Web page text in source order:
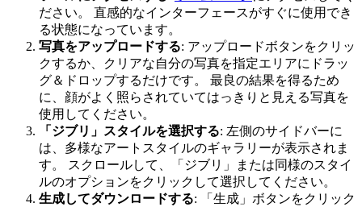
ださい。 直感的なインターフェースがすぐに使用でき
る状態になっています。
写真をアップロードする: アップロードボタンをクリッ
クするか、クリアな自分の写真を指定エリアにドラッ
グ＆ドロップするだけです。 最良の結果を得るため
に、顔がよく照らされていてはっきりと見える写真を
使用してください。
「ジブリ」スタイルを選択する: 左側のサイドバーに
は、多様なアートスタイルのギャラリーが表示されま
す。 スクロールして、「ジブリ」または同様のスタイ
ルのオプションをクリックして選択してください。
生成してダウンロードする: 「生成」ボタンをクリック